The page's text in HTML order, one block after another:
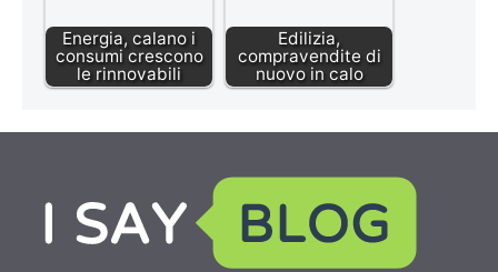
Energia, calano i
consumi crescono
le rinnovabili
Edilizia,
compravendite di
nuovo in calo